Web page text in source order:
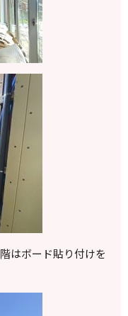
階はボード貼り付けを